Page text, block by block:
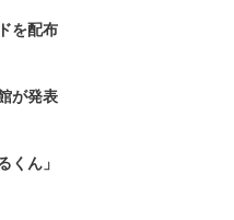
を配布
が発表
くん」